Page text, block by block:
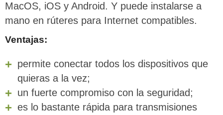
MacOS, iOS y Android. Y puede instalarse a
mano en rúteres para Internet compatibles.
Ventajas:
permite conectar todos los dispositivos que
quieras a la vez;
un fuerte compromiso con la seguridad;
es lo bastante rápida para transmisiones